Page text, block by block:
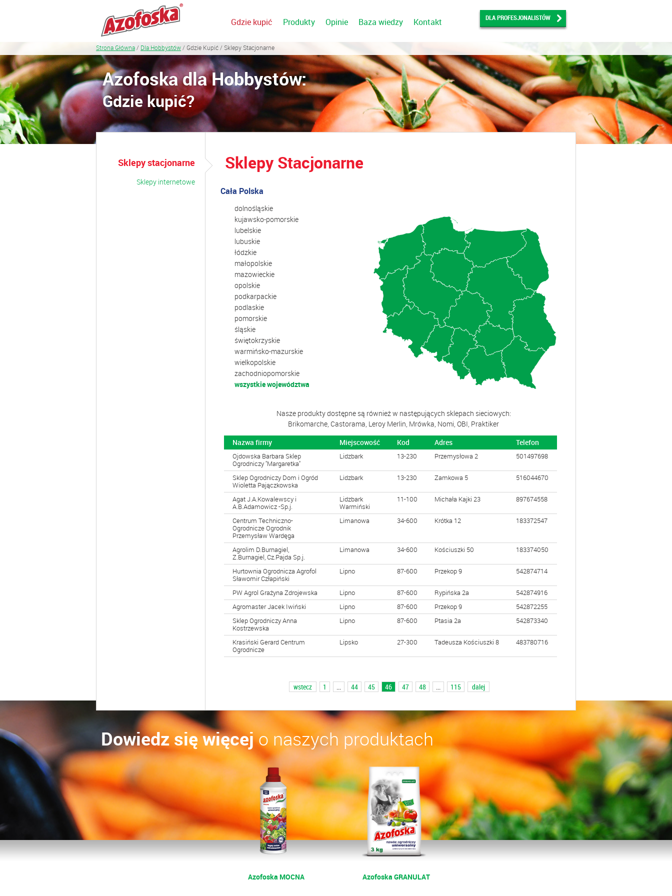
Gdzie kupić Produkty Opinie Baza wiedzy Kontakt DLA PROFESJONALISTÓW
Strona Główna/ Dla Hobbystów/ Gdzie Kupić / Sklepy Stacjonarne
Azofoska dla Hobbystów:
Gdzie kupić?
Sklepy stacjonarne
Sklepy internetowe
Sklepy Stacjonarne
Cała Polska
dolnośląskie
kujawsko-pomorskie
lubelskie
lubuskie
łódzkie
małopolskie
mazowieckie
opolskie
podkarpackie
podlaskie
pomorskie
śląskie
świętokrzyskie
warmińsko-mazurskie
wielkopolskie
zachodniopomorskie
wszystkie województwa
Nasze produkty dostępne są również w następujących sklepach sieciowych:
Brikomarche, Castorama, Leroy Merlin, Mrówka, Nomi, OBI, Praktiker
Nazwa firmy
Miejscowość Kod Adres Telefon
Ojdowska Barbara Sklep
Ogrodniczy ''Margaretka''
Lidzbark 13-230 Przemysłowa 2 501497698
Sklep Ogrodniczy Dom i Ogród
Wioletta Pajączkowska
Lidzbark 13-230 Zamkowa 5 516044670
Agat J.A.Kowalewscy i
A.B.Adamowicz -Sp.j.
Lidzbark
Warmiński
11-100 Michała Kajki 23 897674558
Centrum Techniczno-
Ogrodnicze Ogrodnik
Przemysław Wardęga
Limanowa 34-600 Krótka 12 183372547
Agrolim D.Burnagiel,
Z.Burnagiel, Cz.Pajda Sp.j.
Limanowa 34-600 Kościuszki 50 183374050
Hurtownia Ogrodnicza Agrofol
Sławomir Człapiński
Lipno 87-600 Przekop 9 542874714
PW Agrol Grażyna Zdrojewska Lipno 87-600 Rypińska 2a
542874916
Agromaster Jacek Iwiński
Lipno 87-600 Przekop 9
542872255
Sklep Ogrodniczy Anna
Kostrzewska
Lipno 87-600 Ptasia 2a 542873340
Krasiński Gerard Centrum
Ogrodnicze
Lipsko 27-300 Tadeusza Kościuszki 8 483780716
wstecz 1 ... 44 45 46 47 48 ... 115 dalej
Dowiedz się więcejo naszych produktach
Azofoska MOCNA Azofoska GRANULAT